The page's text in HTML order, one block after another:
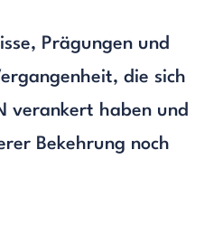
Prägungen und
die sich
verankert haben und
Bekehrung noch